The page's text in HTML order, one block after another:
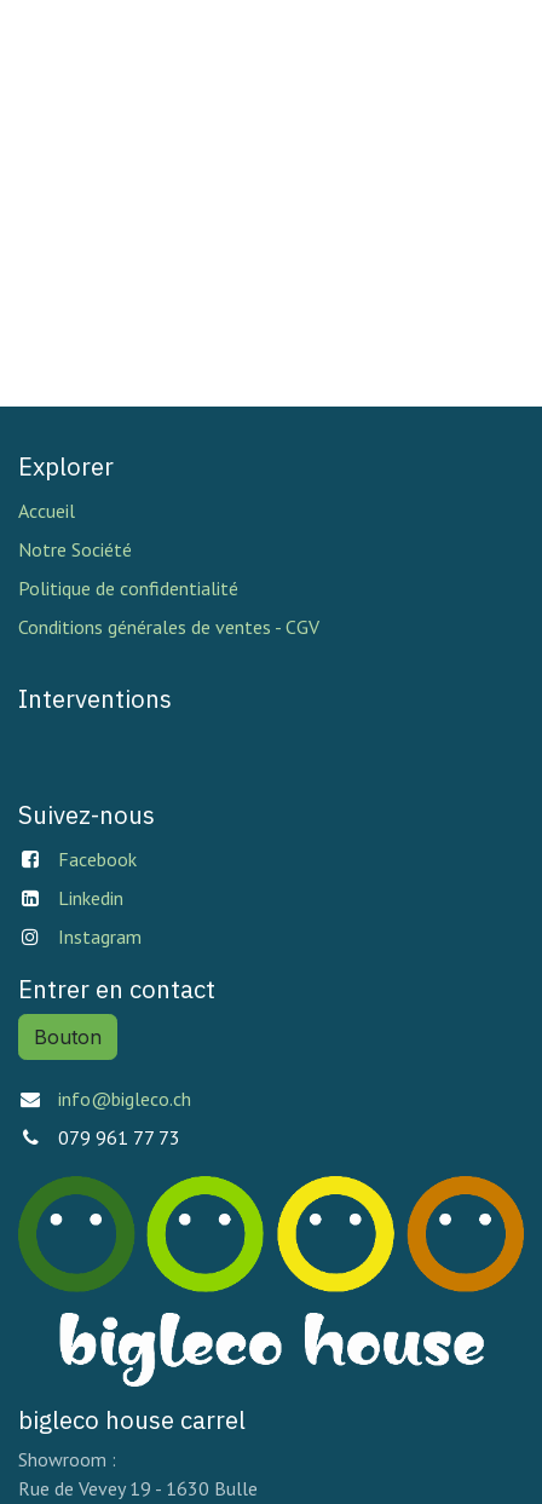
Explorer
Accueil
Notre Société
Politique de confidentialité
Conditions générales de ventes - CGV
Interventions
Suivez-nous
Facebook
Linkedin
Instagram
Entrer en contact
Bouton
info@bigleco.ch
079 961 77 73
bigleco house carrel
Showroom :
Rue de Vevey 19 - 1630 Bulle